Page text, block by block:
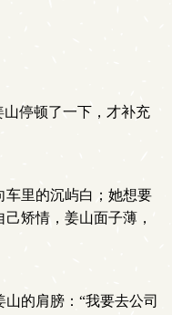
停顿了一下，才补充
里的沉屿白；她想要
矫情，姜山面子薄，
的肩膀：“我要去公司